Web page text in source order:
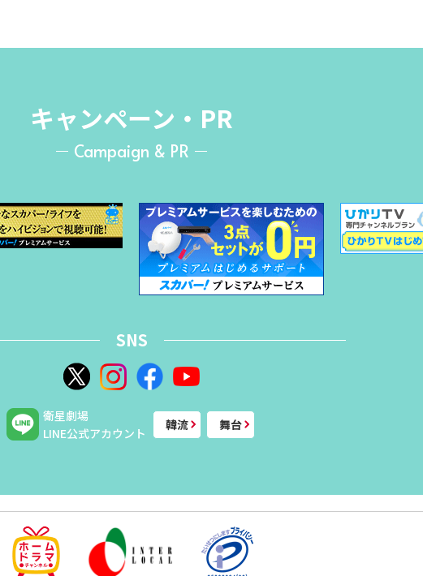
キャンペーン・PR
Campaign & PR
SNS
衛星劇場
LINE公式アカウント
韓流 舞台